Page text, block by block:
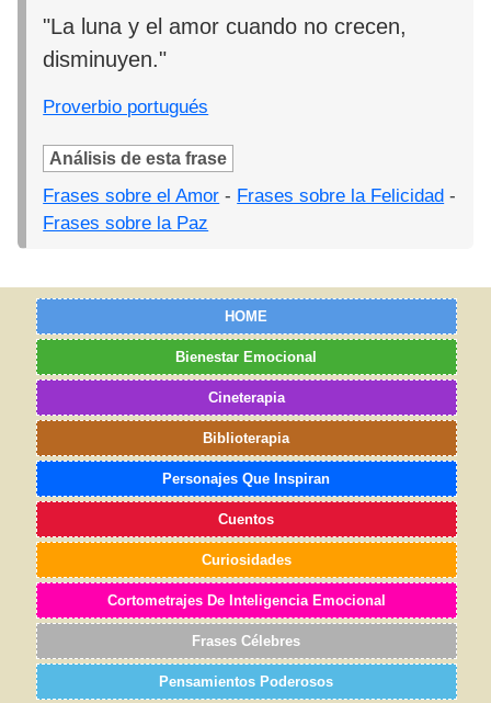
"La luna y el amor cuando no crecen,
disminuyen."
Proverbio portugués
Análisis de esta frase
Frases sobre el Amor - Frases sobre la Felicidad -
Frases sobre la Paz
HOME
Bienestar Emocional
Cineterapia
Biblioterapia
Personajes Que Inspiran
Cuentos
Curiosidades
Cortometrajes De Inteligencia Emocional
Frases Célebres
Pensamientos Poderosos